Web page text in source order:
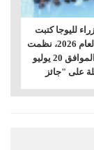
لليوجا كتبت
شيماء فايد في إطار الاحتفالات باليوم العالمي لليوجا لعام 2026، نظمت
سفارة الهند بالقاهرة حفل تكريم خاص يوم الاثنين الموافق 20 يوليو